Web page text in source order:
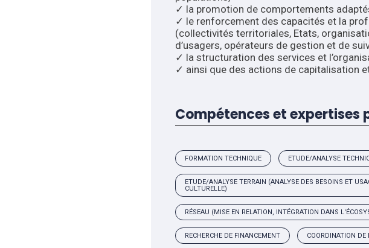
✓ la promotion de comportements
✓ le renforcement des capacités et la
(collectivités territoriales, Etats,
d’usagers, opérateurs de gestion et de
✓ la structuration des services et
✓ ainsi que des actions de capitalisation
Compétences et expertises
FORMATION TECHNIQUE ETUDE/ANALYSE
ETUDE/ANALYSE TERRAIN (ANALYSE DES BESOINS ET
CULTURELLE)
RÉSEAU (MISE EN RELATION, INTÉGRATION DANS
RECHERCHE DE FINANCEMENT COORDINATION DE